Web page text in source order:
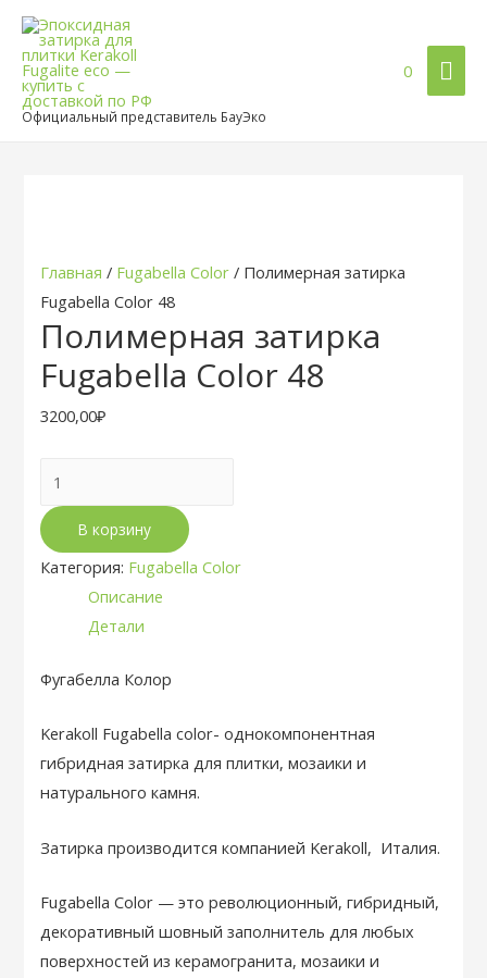
Официальный представитель БауЭко
0
Главная / Fugabella Color / Полимерная затирка
Fugabella Color 48
Полимерная затирка
Fugabella Color 48
3200,00₽
товара
Полимерная
затирка
Fugabella
В корзину
Категория: Fugabella Color
Описание
Детали
Фугабелла Колор
Kerakoll Fugabella color- однокомпонентная
гибридная затирка для плитки, мозаики и
натурального камня.
Затирка производится компанией Kerakoll, Италия.
Fugabella Color — это революционный, гибридный,
декоративный шовный заполнитель для любых
поверхностей из керамогранита, мозаики и